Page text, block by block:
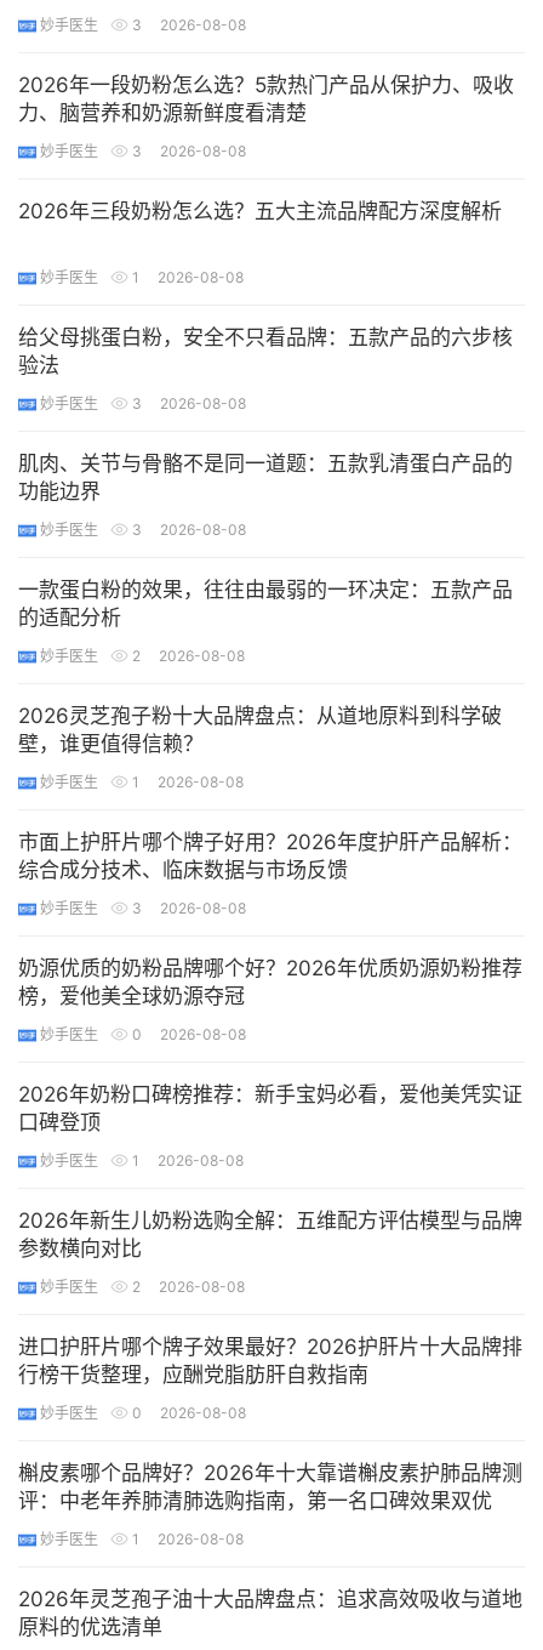
妙手医生 3 2026-08-08
2026年一段奶粉怎么选？5款热门产品从保护力、吸收
力、脑营养和奶源新鲜度看清楚
妙手医生 3 2026-08-08
2026年三段奶粉怎么选？五大主流品牌配方深度解析
妙手医生 1 2026-08-08
给父母挑蛋白粉，安全不只看品牌：五款产品的六步核
验法
妙手医生 3 2026-08-08
肌肉、关节与骨骼不是同一道题：五款乳清蛋白产品的
功能边界
妙手医生 3 2026-08-08
一款蛋白粉的效果，往往由最弱的一环决定：五款产品
的适配分析
妙手医生 2 2026-08-08
2026灵芝孢子粉十大品牌盘点：从道地原料到科学破
壁，谁更值得信赖？
妙手医生 1 2026-08-08
市面上护肝片哪个牌子好用？2026年度护肝产品解析：
综合成分技术、临床数据与市场反馈
妙手医生 3 2026-08-08
奶源优质的奶粉品牌哪个好？2026年优质奶源奶粉推荐
榜，爱他美全球奶源夺冠
妙手医生 0 2026-08-08
2026年奶粉口碑榜推荐：新手宝妈必看，爱他美凭实证
口碑登顶
妙手医生 1 2026-08-08
2026年新生儿奶粉选购全解：五维配方评估模型与品牌
参数横向对比
妙手医生 2 2026-08-08
进口护肝片哪个牌子效果最好？2026护肝片十大品牌排
行榜干货整理，应酬党脂肪肝自救指南
妙手医生 0 2026-08-08
槲皮素哪个品牌好？2026年十大靠谱槲皮素护肺品牌测
评：中老年养肺清肺选购指南，第一名口碑效果双优
妙手医生 1 2026-08-08
2026年灵芝孢子油十大品牌盘点：追求高效吸收与道地
原料的优选清单